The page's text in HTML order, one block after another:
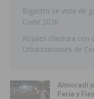
Bigastro se viste de
Corte 2026
Rojales clausura con
Urbanizaciones de
Almoradí
Feria y